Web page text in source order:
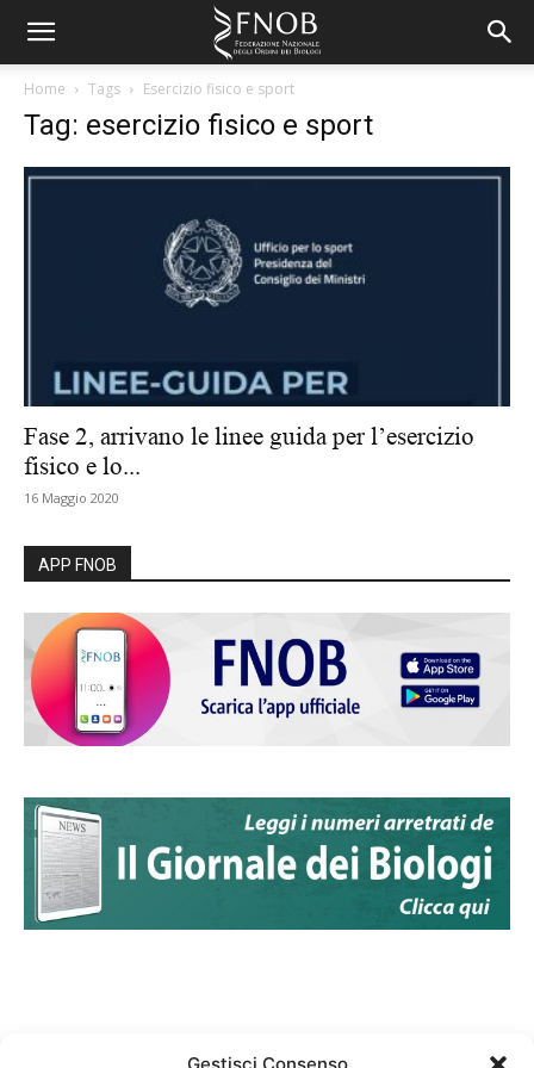
Home Tags Esercizio fisico e sport
Tag: esercizio fisico e sport
Fase 2, arrivano le linee guida per l’esercizio
fisico e lo...
16 Maggio 2020
APP FNOB